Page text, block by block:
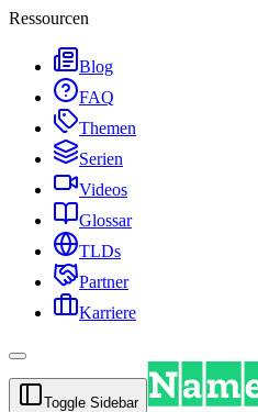
Ressourcen
Blog
FAQ
Themen
Serien
Videos
Glossar
TLDs
Partner
Karriere
Toggle Sidebar